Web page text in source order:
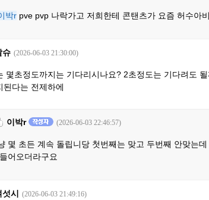
박r pve pvp 나락가고 저희한테 콘탠츠가 요즘 허수아
슈 (2026-06-03 21:30:00)
몇초정도까지는 기다리시나요? 2초정도는 기다려도
된다는 전제하에
이박r (2026-06-03 22:46:57)
몇 초든 계속 돌립니당 첫번째는 맞고 두번째 안맞는
어오더라구요
시 (2026-06-03 21:49:16)